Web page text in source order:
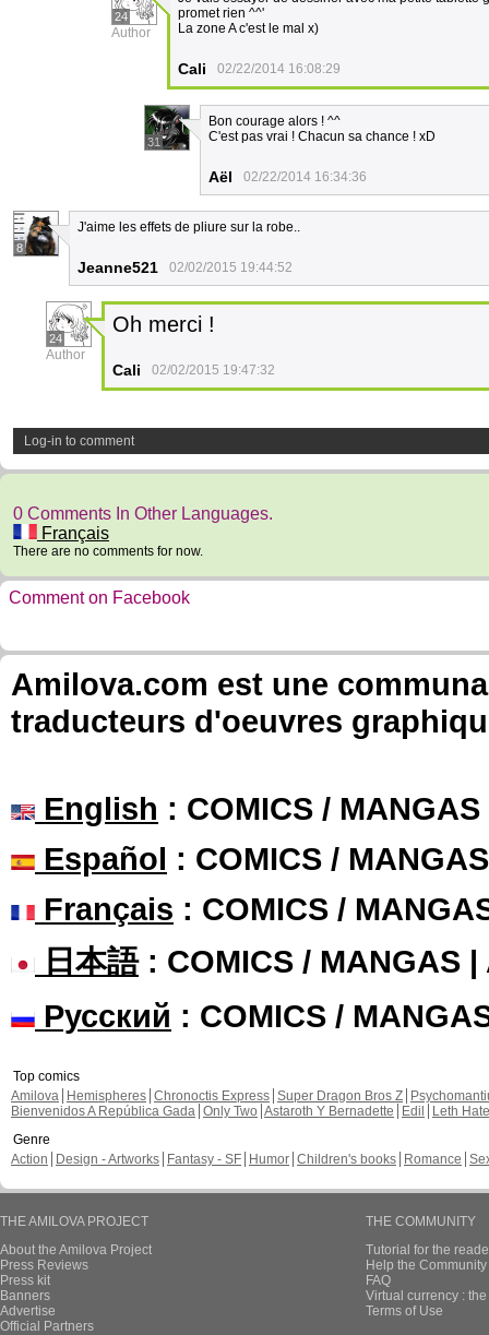
24
Author
promet rien ^^'
La zone A c'est le mal x)
Cali 02/22/2014 16:08:29
31
Bon courage alors ! ^^
C'est pas vrai ! Chacun sa chance ! xD
Aël 02/22/2014 16:34:36
8
J'aime les effets de pliure sur la robe..
Jeanne521 02/02/2015 19:44:52
24
Author
Oh merci !
Cali 02/02/2015 19:47:32
Log-in to comment
0 Comments In Other Languages.
Français
There are no comments for now.
Comment on Facebook
Amilova.com est une
traducteurs d'oeuvres
English : COMICS /
Español : COMICS /
Français : COMICS /
日本語: COMICS / MANGAS |
Русский : COMICS /
Top comics
Amilova
Hemispheres Chronoctis Express Super Dragon Bros Z
Bienvenidos A República Gada Only Two Astaroth Y Bernadette Edil
Leth Hate
Genre
Action
Design - Artworks Fantasy - SF Humor Children's books Romance
THE AMILOVA PROJECT
About the Amilova Project
Press Reviews
Press kit
Banners
Advertise
Official Partners
THE COMMUNITY
Tutorial for the
Help the
FAQ
Virtual currency :
Terms of Use